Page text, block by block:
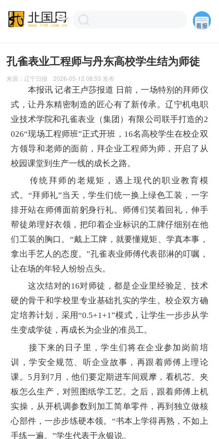
孔雀表业工程师与丹东高校学生结为师徒
来源：辽宁日报 2026-05-12 08:53 发布
本报讯 记者王卢莎报道 日前，一场特别的拜师仪
式，让丹东精密制造的匠心有了新传承。辽宁机电职
业技术学院和孔雀表业（集团）有限公司联手打造的2
026“现场工程师班”正式开班，16名高校学生在校企双
方领导和老师的面前，拜企业工程师为师，开启了从
校园课堂到生产一线的成长之路。
传统拜师的老规矩，遇上现代的职业教育模
式。“拜师礼”当天，学生们统一换上绿色工装，一字
排开站在师傅面前躬身行礼。师傅们笑着回礼，伸手
帮徒弟理好衣领，把印着企业标识的工牌仔细别在他
们工装的胸口。“戴上工牌，就要懂规矩、学真本事，
拿出手艺人的态度。”孔雀表业师傅代表邵淋的叮嘱，
让在场的年轻人纷纷点头。
这次结对的16对师徒，都是企业里经验足、技术
硬的骨干和学校里专业基础扎实的学生。校企双方确
定培养计划，采用“0.5+1+1”模式，让学生一步步从学
生变成学徒，再成长为企业的准员工。
接下来的日子里，学生们将在企业参加岗前培
训，学安全规范、听企业故事，再跟着师傅上理论
课。5月到7月，他们要定期进车间观摩，看机芯、夹
板怎么生产，对照图纸学工艺。之后，跟着师傅上机
实操，从开机调参数到加工简单零件，再到独立做核
心部件，一步步练硬本领。“书本上学得再熟，不如上
手练一遍。”学生代表于永银说。